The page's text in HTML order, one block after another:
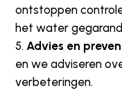
ontstoppen
het water
Advies en
en we adviseren
verbeteringen.